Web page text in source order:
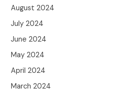
August 2024
July 2024
June 2024
May 2024
April 2024
March 2024